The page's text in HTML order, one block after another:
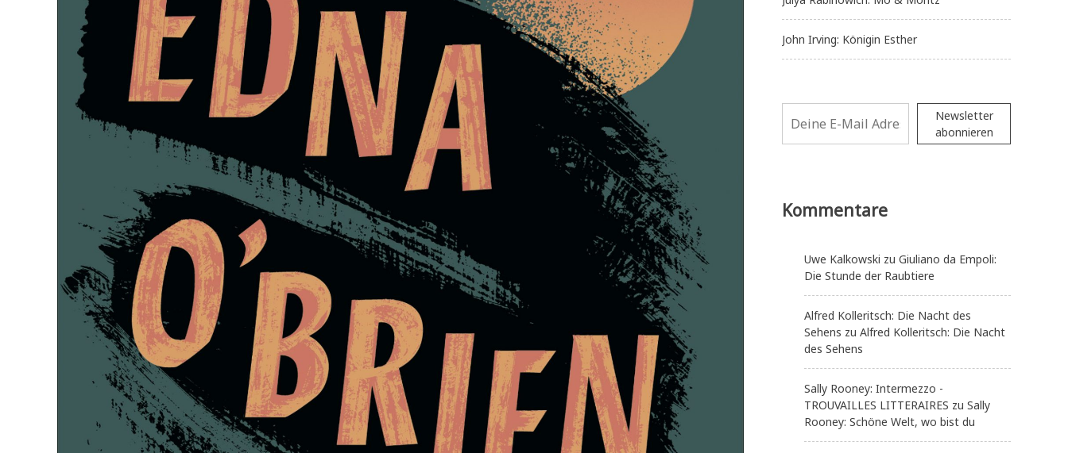
John Irving: Königin Esther
Newsletter
abonnieren
Kommentare
Uwe Kalkowski zu Giuliano da Empoli:
Die Stunde der Raubtiere
Alfred Kolleritsch: Die Nacht des
Sehens zu Alfred Kolleritsch: Die Nacht
des Sehens
Sally Rooney: Intermezzo -
TROUVAILLES LITTERAIRES zu Sally
Rooney: Schöne Welt, wo bist du